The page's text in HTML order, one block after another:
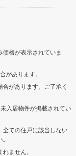
格が表示されていま
があります。
があります。ご了承く
入居物件が掲載されてい
全ての住戸に該当しない
ません。